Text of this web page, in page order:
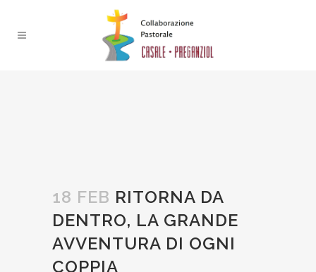
18 FEB RITORNA DA
DENTRO, LA GRANDE
AVVENTURA DI OGNI
COPPIA